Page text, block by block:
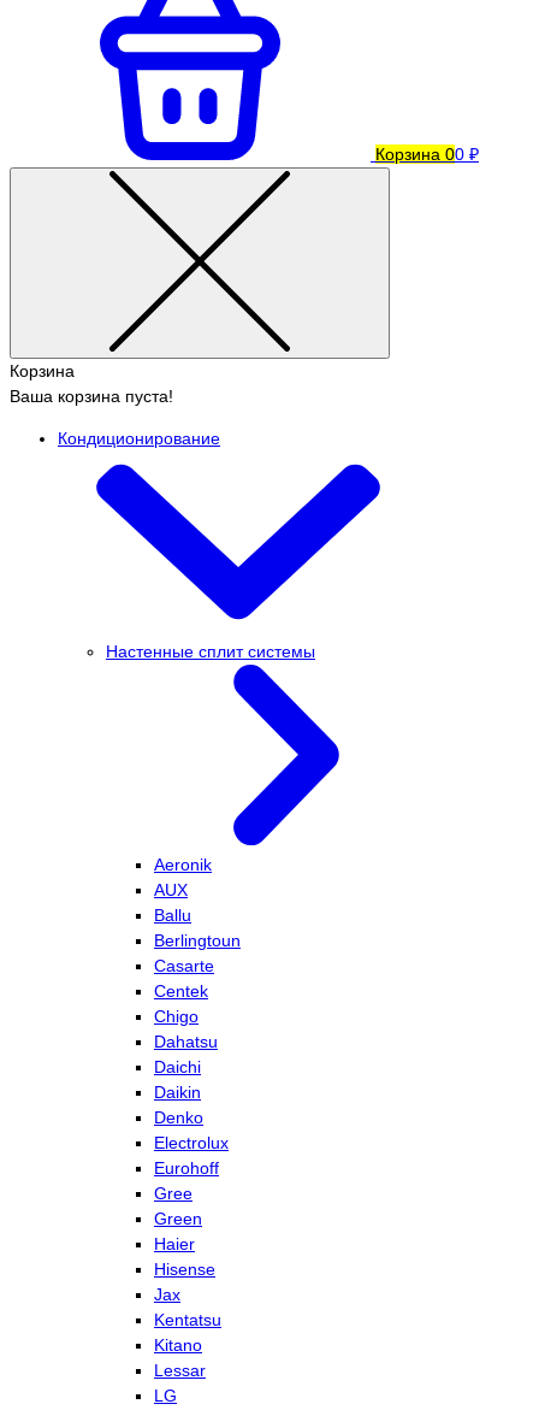
Корзина 00 ₽
Корзина
Ваша корзина пуста!
Кондиционирование
Настенные сплит системы
Aeronik
AUX
Ballu
Berlingtoun
Casarte
Centek
Chigo
Dahatsu
Daichi
Daikin
Denko
Electrolux
Eurohoff
Gree
Green
Haier
Hisense
Jax
Kentatsu
Kitano
Lessar
LG